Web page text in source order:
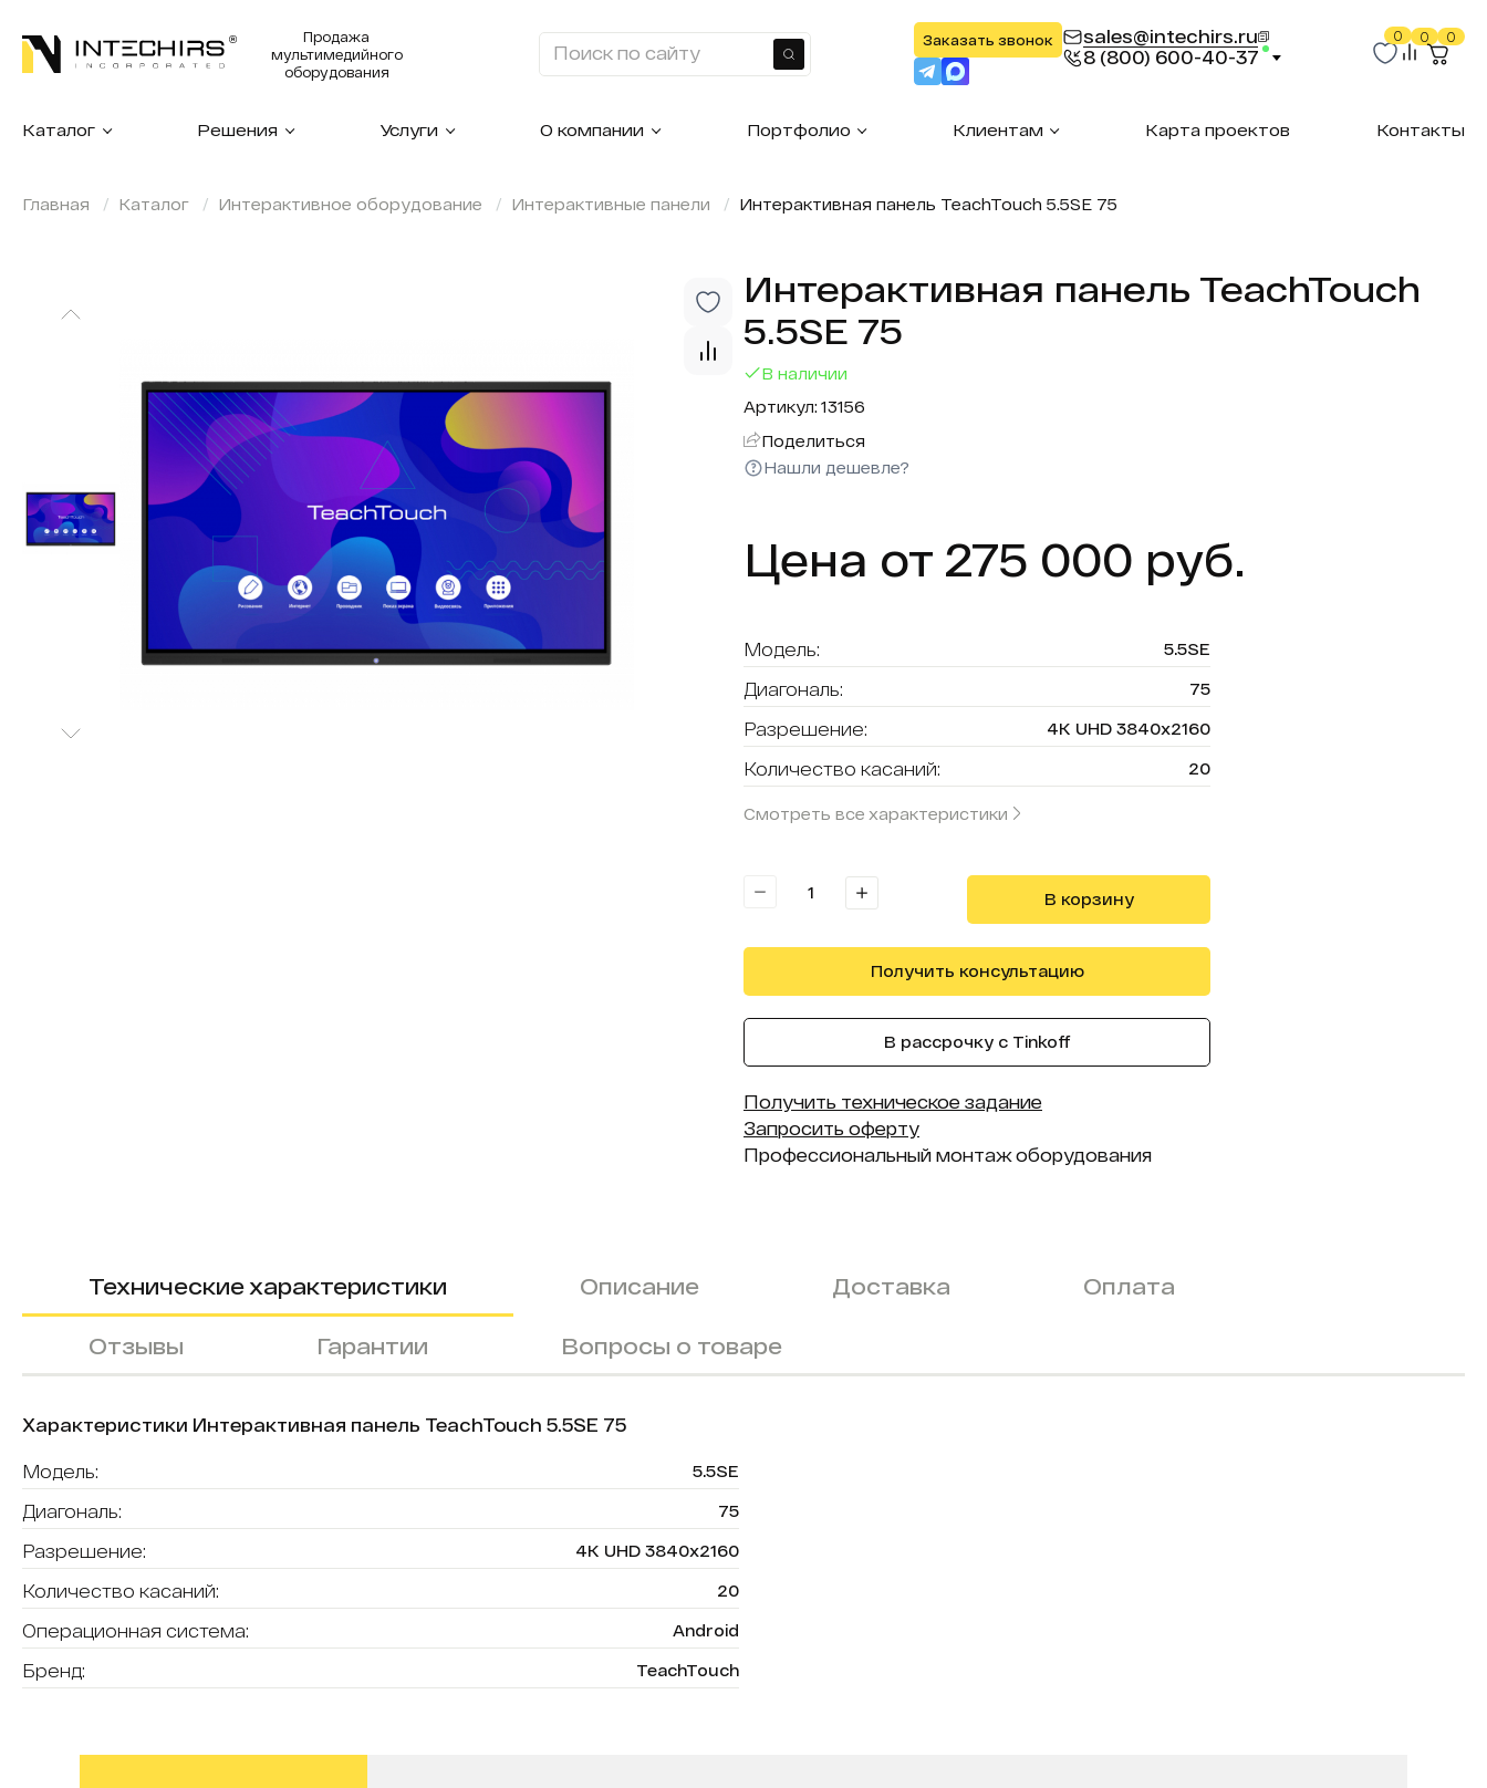
Продажа
мультимедийного
оборудования
Найти
Заказать звонок
sales@intechirs.ru
8 (800) 600-40-37
0 0 0
Каталог Решения Услуги О компании Портфолио Клиентам Карта проектов Контакты
Главная Каталог Интерактивное оборудование Интерактивные панели Интерактивная панель TeachTouch 5.5SE 75
Интерактивная панель TeachTouch
5.5SE 75
В наличии
Артикул: 13156
Поделиться
Нашли дешевле?
Цена от 275 000 руб.
Модель: 5.5SE
Диагональ: 75
Разрешение: 4K UHD 3840x2160
Количество касаний: 20
Смотреть все характеристики
В корзину
Получить консультацию
В рассрочку с Tinkoff
Получить техническое задание
Запросить оферту
Профессиональный монтаж оборудования
Технические характеристики Описание Доставка Оплата
Отзывы Гарантии Вопросы о товаре
Характеристики Интерактивная панель TeachTouch 5.5SE 75
Модель: 5.5SE
Диагональ: 75
Разрешение: 4K UHD 3840x2160
Количество касаний: 20
Операционная система: Android
Бренд: TeachTouch